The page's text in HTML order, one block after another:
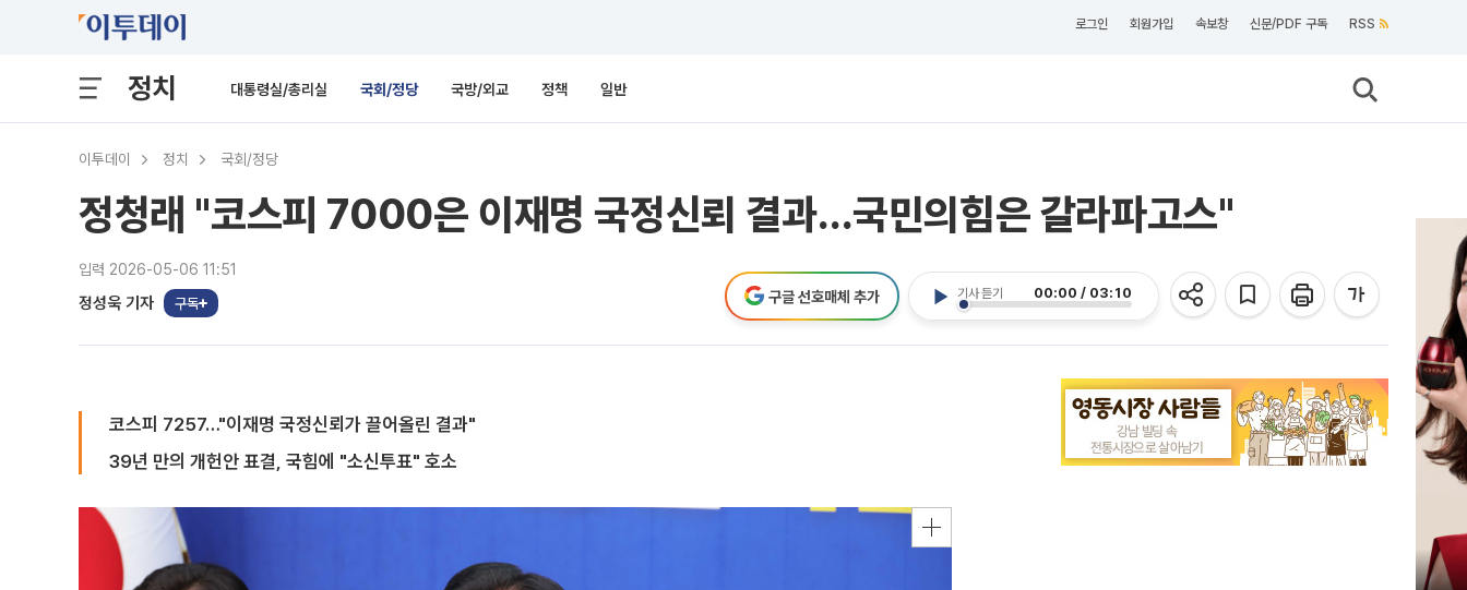
로그인 회원가입 속보창 신문/PDF 구독 RSS
정치 대통령실/총리실 국회/정당 국방/외교 정책 일반
이투데이 정치 국회/정당
정청래 "코스피 7000은 이재명 국정신뢰 결과…국민의힘은 갈라파고스"
입력 2026-05-06 11:51
정성욱 기자 구독
기사 듣기 00:00 / 03:10
구글 선호매체 추가
코스피 7257…"이재명 국정신뢰가 끌어올린 결과"
39년 만의 개헌안 표결, 국힘에 "소신투표" 호소